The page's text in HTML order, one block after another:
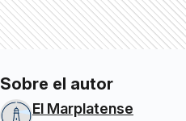
Sobre el autor
El Marplatense